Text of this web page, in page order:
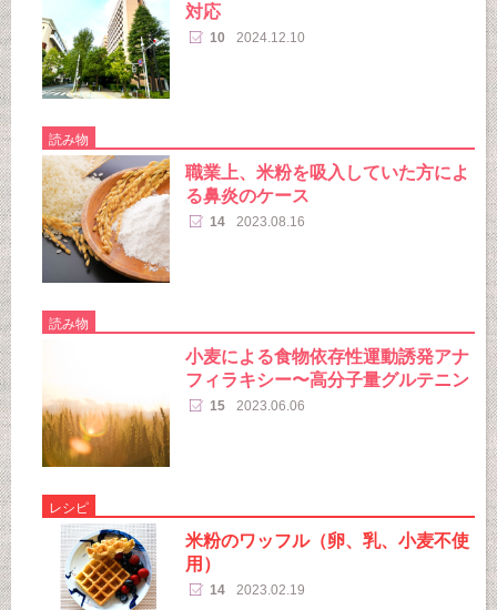
対応
10 2024.12.10
読み物
職業上、米粉を吸入していた方によ
る鼻炎のケース
14 2023.08.16
読み物
小麦による食物依存性運動誘発アナ
フィラキシー〜高分子量グルテニン
15 2023.06.06
レシピ
米粉のワッフル（卵、乳、小麦不使
用）
14 2023.02.19